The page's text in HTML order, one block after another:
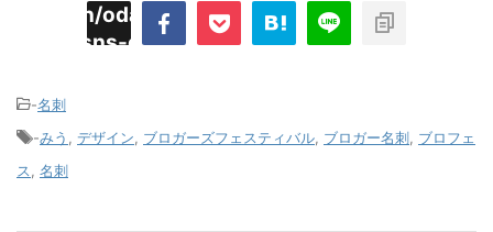
odaiji.com/public_html/blog/wp-
sns-count-cache/sns-count-
-名刺
-みう , デザイン, ブロガーズフェスティバル, ブロガー名刺, ブロフェ
ス, 名刺